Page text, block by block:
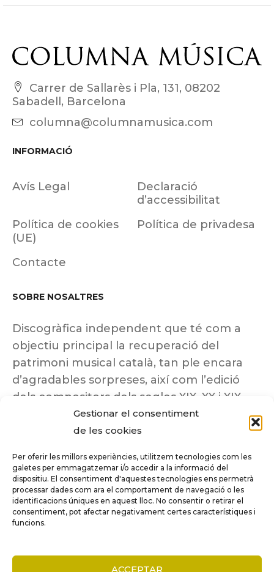
Gestionar el consentiment
de les cookies
Per oferir les millors experiències, utilitzem tecnologies com les
galetes per emmagatzemar i/o accedir a la informació del
dispositiu. El consentiment d'aquestes tecnologies ens permetrà
processar dades com ara el comportament de navegació o les
identificacions úniques en aquest lloc. No consentir o retirar el
consentiment, pot afectar negativament certes característiques i
funcions.
ACCEPTAR
Carrer de Sallarès i Pla, 131, 08202
Sabadell, Barcelona
columna@columnamusica.com
INFORMACIÓ
Avís Legal
Declaració
d’accessibilitat
Política de cookies
(UE)
Política de privadesa
Contacte
SOBRE NOSALTRES
Discogràfica independent que té com a
objectiu principal la recuperació del
patrimoni musical català, tan ple encara
d’agradables sorpreses, així com l’edició
dels compositors dels segles XIX, XX i XIX
insuficientment coneguts.
Tots els drets reservats a ©Columna
Música.
COMPARE (0)